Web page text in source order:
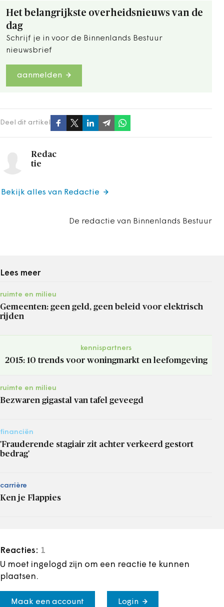
Het belangrijkste overheidsnieuws van de
dag
Schrijf je in voor de Binnenlands Bestuur
nieuwsbrief
aanmelden
Deel dit artikel
Redac
tie
De redactie van Binnenlands Bestuur
Bekijk alles van Redactie
Lees meer
ruimte en milieu
Gemeenten: geen geld, geen beleid voor elektrisch
rijden
kennispartners
2015: 10 trends voor woningmarkt en leefomgeving
ruimte en milieu
Bezwaren gigastal van tafel geveegd
financiën
'Frauderende stagiair zit achter verkeerd gestort
bedrag'
carrière
Ken je Flappies
Reacties: 1
U moet ingelogd zijn om een reactie te kunnen
plaatsen.
Maak een account Login